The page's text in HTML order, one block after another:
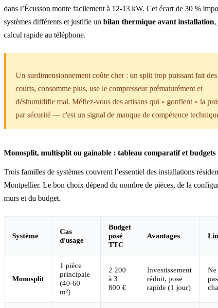
dans l’Écusson monte facilement à 12-13 kW. Cet écart de 30 %
systèmes différents et justifie un bilan thermique avant installation,
calcul rapide au téléphone.
Un surdimensionnement coûte cher : un split trop puissant fait
courts, consomme plus, use le compresseur prématurément et
déshumidifie mal. Méfiez-vous des artisans qui « gonflent » la
par sécurité — c'est un signal de manque de compétence
Monosplit, multisplit ou gainable : tableau comparatif et budgets
Trois familles de systèmes couvrent l’essentiel des installations
Montpellier. Le bon choix dépend du nombre de pièces, de la
murs et du budget.
Système
Cas
d'usage
Budget
posé
TTC
Avantages
Monosplit
1 pièce
principale
(40-60
m²)
2 200
à 3
800 €
Investissement
réduit, pose
rapide (1 jour)